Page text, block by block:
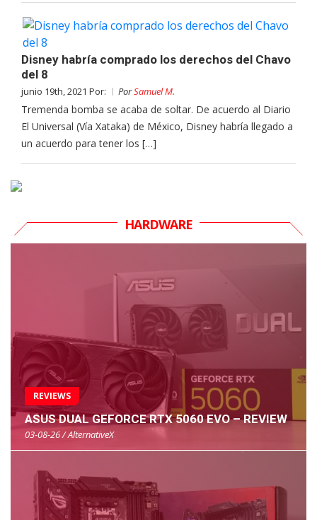
Disney habría comprado los derechos del Chavo
del 8
junio 19th, 2021 Por: PorSamuel M.
Tremenda bomba se acaba de soltar. De acuerdo al Diario
El Universal (Vía Xataka) de México, Disney habría llegado a
un acuerdo para tener los […]
HARDWARE
REVIEWS
ASUS DUAL GEFORCE RTX 5060 EVO – REVIEW
03-08-26 / AlternativeX